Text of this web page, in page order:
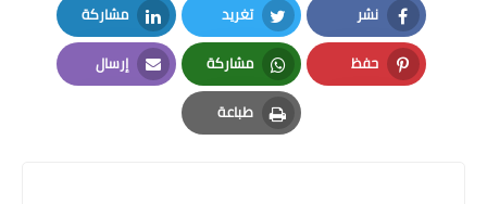
نشر
Facebook
تغريد
Twitter
مشاركة
LinkedIn
حفظ
Pinterest
مشاركة
Whatsapp
إرسال
Email
طباعة
Print